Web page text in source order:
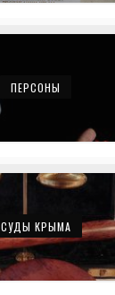
ПЕРСОНЫ
СУДЫ КРЫМА